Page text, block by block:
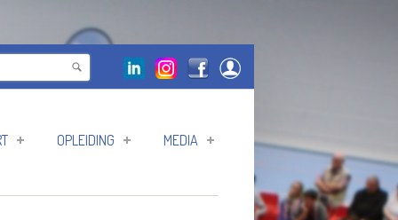
OPLEIDING MEDIA